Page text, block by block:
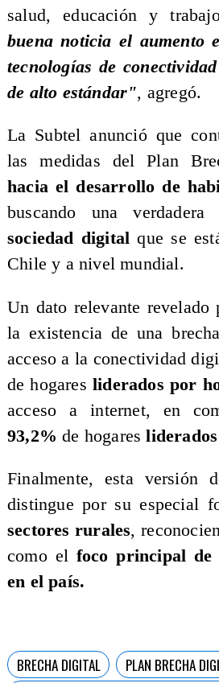
salud, educación y
buena noticia el aumento
tecnologías de
de alto estándar", agregó.
​La Subtel anunció que
las medidas del Plan
hacia el desarrollo de
buscando una
sociedad digitalque se
Chile y a nivel mundial.
​Un dato relevante revelado
la existencia de una
acceso a la conectividad
de hogares liderados por
acceso a internet, en
93,2%de hogares
Finalmente, esta versión
distingue por su especial
sectores rurales,
como el foco principal
en el país.
BRECHA DIGITAL PLAN BRECHA